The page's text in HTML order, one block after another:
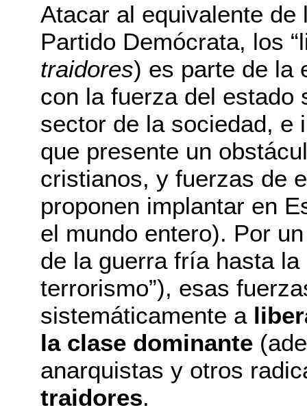
Atacar al equivalente
Partido Demócrata, los
traidores) es parte de la
con la fuerza del estado
sector de la sociedad, e
que presente un
cristianos, y fuerzas de
proponen implantar en
el mundo entero). Por
de la guerra fría hasta
terrorismo”), esas
sistemáticamente a
la clase dominante
anarquistas y otros
traidores.